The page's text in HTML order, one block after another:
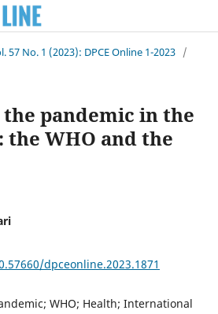
57 No. 1 (2023): DPCE Online 1-2023 /
pandemic in the
WHO and the
dpceonline.2023.1871
WHO; Health; International